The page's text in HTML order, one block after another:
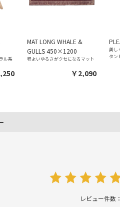
ル系
MAT LONG WHALE &
GULLS 450×1200
程よいゆるさがクセになるマット
￥2,090
美し
タン
レビュー件数：